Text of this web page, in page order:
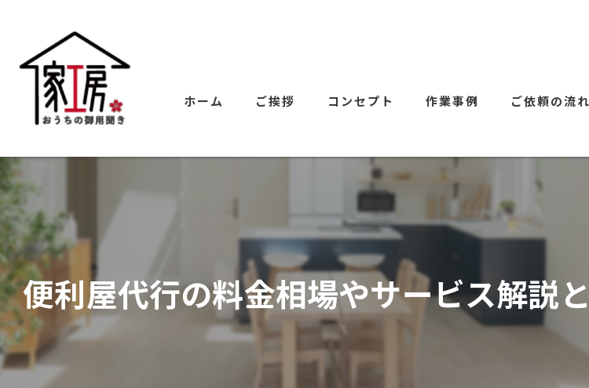
ホーム ご挨拶 コンセプト 作業事例 ご依頼の流れ
便利屋代行の料金相場やサービス解説